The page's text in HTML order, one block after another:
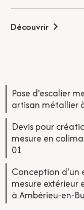
Découvrir
Pose d'escalier
artisan métallier
Devis pour
mesure en
01
Conception d'un
mesure
à Ambérieu-en-